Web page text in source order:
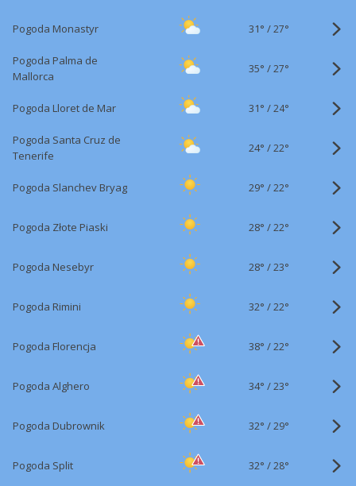
Pogoda Monastyr 31° /27°
Pogoda Palma de
Mallorca
35° /27°
Pogoda Lloret de Mar 31° /24°
Pogoda Santa Cruz de
Tenerife
24° /22°
Pogoda Slanchev Bryag 29° /22°
Pogoda Złote Piaski 28° /22°
Pogoda Nesebyr 28° /23°
Pogoda Rimini 32° /22°
Pogoda Florencja 38° /22°
Pogoda Alghero 34° /23°
Pogoda Dubrownik 32° /29°
Pogoda Split 32° /28°